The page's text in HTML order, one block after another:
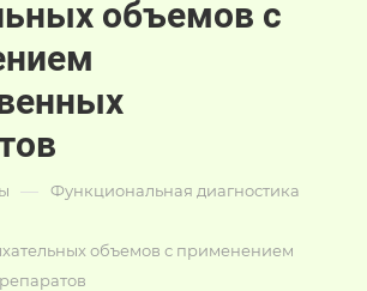
объемов с
— Функциональная диагностика
объемов с применением